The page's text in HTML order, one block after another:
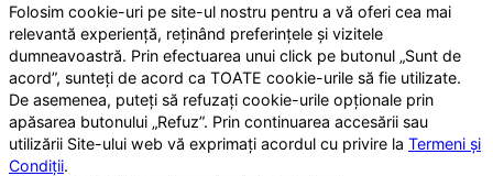
Folosim cookie-uri pe site-ul nostru pentru a vă oferi cea mai
relevantă experiență, reținând preferințele și vizitele
dumneavoastră. Prin efectuarea unui click pe butonul „Sunt de
acord”, sunteți de acord ca TOATE cookie-urile să fie utilizate.
De asemenea, puteți să refuzați cookie-urile opționale prin
apăsarea butonului „Refuz”. Prin continuarea accesării sau
utilizării Site-ului web vă exprimați acordul cu privire la Termeni și
Condiții.